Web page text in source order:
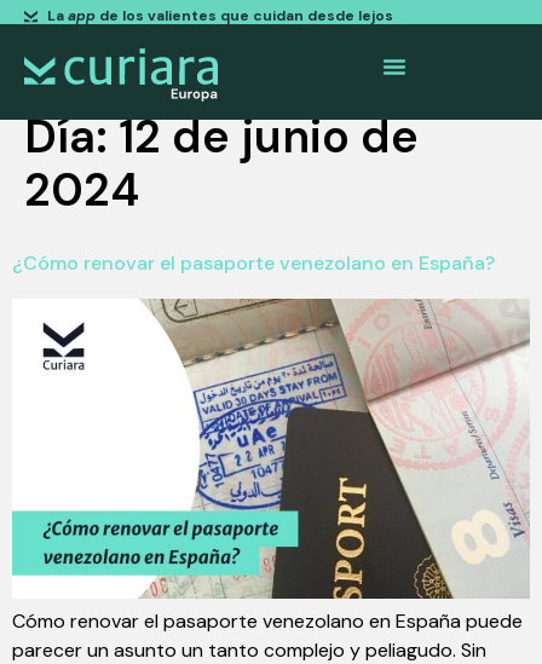
Laappde los valientes que cuidan desde lejos
Día:12 de junio de
2024
¿Cómo renovar el pasaporte venezolano en España?
Cómo renovar el pasaporte venezolano en España puede
parecer un asunto un tanto complejo y peliagudo. Sin